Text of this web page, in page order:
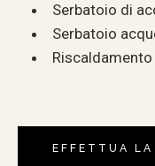
Serbatoio di
Serbatoio
EFFETTUA